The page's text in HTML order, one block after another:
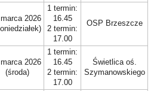
2026
1 termin:
16.45
2 termin:
17.00
OSP Brzeszcze
2026
(środa)
1 termin:
16.45
2 termin:
17.00
Świetlica oś.
Szymanowskiego